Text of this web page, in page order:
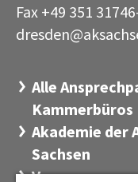
Fax +49 351
Alle
Kammerbüros
Akademie der
Sachsen